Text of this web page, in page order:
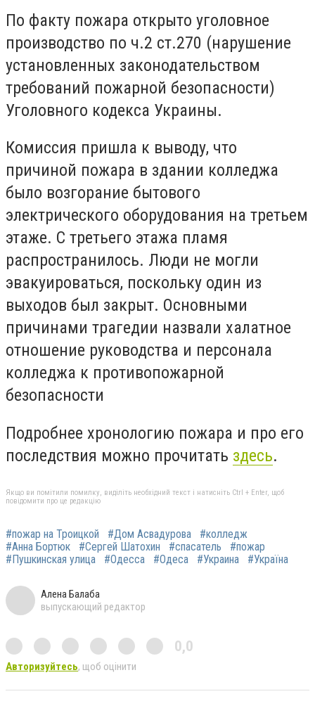
По факту пожара открыто уголовное
производство по ч.2 ст.270 (нарушение
установленных законодательством
требований пожарной безопасности)
Уголовного кодекса Украины.
Комиссия пришла к выводу, что
причиной пожара в здании колледжа
было возгорание бытового
электрического оборудования на третьем
этаже. С третьего этажа пламя
распространилось. Люди не могли
эвакуироваться, поскольку один из
выходов был закрыт. Основными
причинами трагедии назвали халатное
отношение руководства и персонала
колледжа к противопожарной
безопасности
Подробнее хронологию пожара и про его
последствия можно прочитать здесь.
Якщо ви помітили помилку, виділіть необхідний текст і натисніть Ctrl + Enter, щоб
повідомити про це редакцію
#пожар на Троицкой #Дом Асвадурова
#колледж
#Анна Бортюк
#Сергей Шатохин #спасатель
#пожар
#Пушкинская улица
#Одесса #Одеса #Украина #Україна
Алена Балаба
выпускающий редактор
0,0
Авторизуйтесь, щоб оцінити